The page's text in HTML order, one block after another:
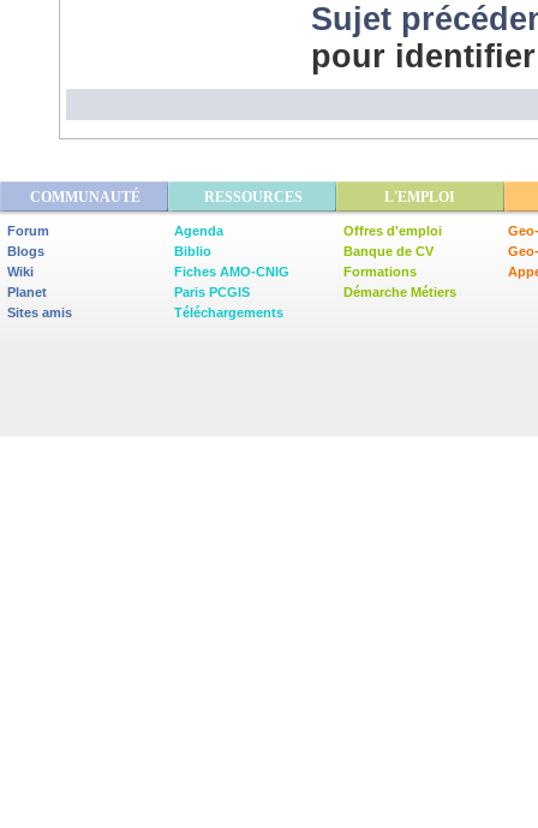
Sujet
pour
COMMUNAUTÉ RESSOURCES L'EMPLOI
Forum
Blogs
Wiki
Planet
Sites amis
Agenda
Biblio
Fiches AMO-CNIG
Paris PCGIS
Téléchargements
Offres d'emploi
Banque de CV
Formations
Démarche Métiers